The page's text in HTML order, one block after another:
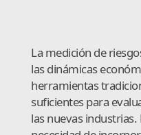
La medición de
las dinámicas
herramientas
suficientes para
las nuevas industrias.